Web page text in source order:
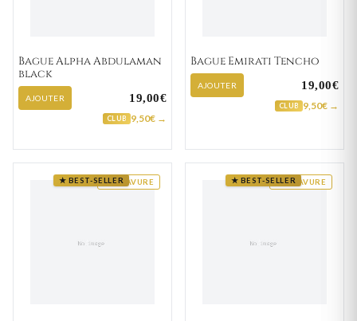
Bague Alpha Abdulaman
black
AJOUTER 19,00€
CLUB 9,50€ →
Bague Emirati Tencho
AJOUTER 19,00€
CLUB 9,50€ →
GRAVURE
★ BEST-SELLER GRAVURE
★ BEST-SELLER